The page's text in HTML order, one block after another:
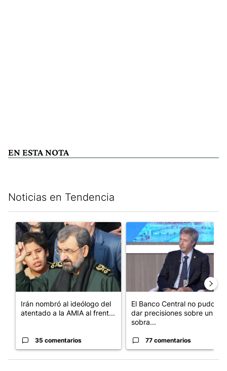
EN ESTA NOTA
Noticias en Tendencia
Un artículo de tendencia con el título "Irán nombró al ideólogo
Irán nombró al ideólogo del
atentado a la AMIA al frent...
35 comentarios
Un artículo de tendencia
El Banco Central no pudo
dar precisiones sobre un
sobra...
77 comentarios